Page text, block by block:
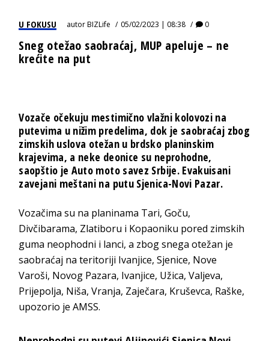
U FOKUSU autorBIZLife 05/02/2023 | 08:38 0
Sneg otežao saobraćaj, MUP apeluje – ne
krećite na put
Vozače očekuju mestimično vlažni kolovozi na
putevima u nižim predelima, dok je saobraćaj zbog
zimskih uslova otežan u brdsko planinskim
krajevima, a neke deonice su neprohodne,
saopštio je Auto moto savez Srbije. Evakuisani
zavejani meštani na putu Sjenica-Novi Pazar.
Vozačima su na planinama Tari, Goču,
Divčibarama, Zlatiboru i Kopaoniku pored zimskih
guma neophodni i lanci, a zbog snega otežan je
saobraćaj na teritoriji Ivanjice, Sjenice, Nove
Varoši, Novog Pazara, Ivanjice, Užica, Valjeva,
Prijepolja, Niša, Vranja, Zaječara, Kruševca, Raške,
upozorio je AMSS.